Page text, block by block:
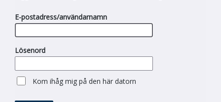
E-postadress/användarnamn
Lösenord
Kom ihåg mig på den här datorn